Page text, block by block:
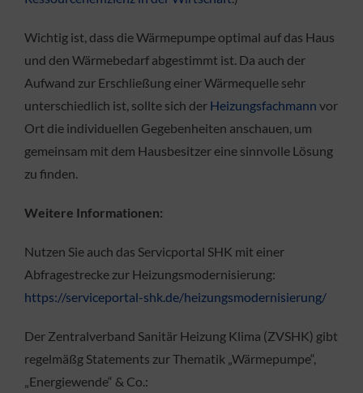
Wichtig ist, dass die Wärmepumpe optimal auf das Haus
und den Wärmebedarf abgestimmt ist. Da auch der
Aufwand zur Erschließung einer Wärmequelle sehr
unterschiedlich ist, sollte sich der Heizungsfachmann vor
Ort die individuellen Gegebenheiten anschauen, um
gemeinsam mit dem Hausbesitzer eine sinnvolle Lösung
zu finden.
Weitere Informationen:
Nutzen Sie auch das Servicportal SHK mit einer
Abfragestrecke zur Heizungsmodernisierung:
https://serviceportal-shk.de/heizungsmodernisierung/
Der Zentralverband Sanitär Heizung Klima (ZVSHK) gibt
regelmäßg Statements zur Thematik „Wärmepumpe“,
„Energiewende“ & Co.: